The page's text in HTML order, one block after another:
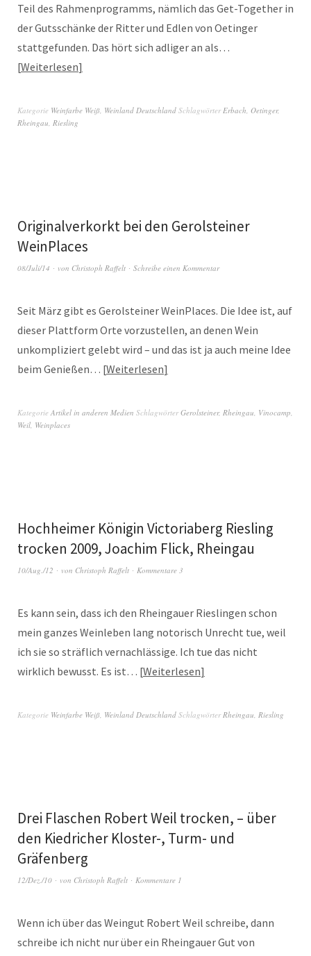
Teil des Rahmenprogramms, nämlich das Get-Together in
der Gutsschänke der Ritter und Edlen von Oetinger
stattgefunden. Das hört sich adliger an als…
Weiterlesen
Kategorie Weinfarbe Weiß Weinland Deutschland Schlagwörter Erbach Oetinger,
Rheingau Riesling
Originalverkorkt bei den Gerolsteiner
WeinPlaces
08/Juli/14 von Christoph Raffelt Schreibe einen Kommentar
Seit März gibt es Gerolsteiner WeinPlaces. Die Idee ist, auf
dieser Plattform Orte vorzustellen, an denen Wein
unkompliziert gelebt wird – und das ist ja auch meine Idee
beim Genießen… Weiterlesen
Kategorie Artikel in anderen Medien SchlagwörterGerolsteiner, Rheingau Vinocamp
Weil Weinplaces
Hochheimer Königin Victoriaberg Riesling
trocken 2009, Joachim Flick, Rheingau
10/Aug./12 von Christoph Raffelt Kommentare 3
Es kann sein, dass ich den Rheingauer Rieslingen schon
mein ganzes Weinleben lang notorisch Unrecht tue, weil
ich sie so sträflich vernachlässige. Ich tue das nicht
wirklich bewusst. Es ist… Weiterlesen
Kategorie Weinfarbe Weiß Weinland Deutschland Schlagwörter Rheingau Riesling
Drei Flaschen Robert Weil trocken, – über
den Kiedricher Kloster-, Turm- und
Gräfenberg
12/Dez./10 von Christoph Raffelt Kommentare 1
Wenn ich über das Weingut Robert Weil schreibe, dann
schreibe ich nicht nur über ein Rheingauer Gut von